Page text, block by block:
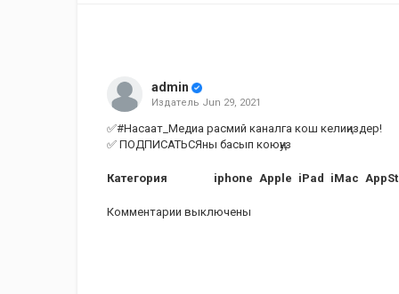
admin
Издатель Jun 29, 2021
✅#Насаат_Медиа расмий каналга кош келиңиздер!
✅ ПОДПИСАТЬСЯны басып коюңуз
Категория iphone Apple iPad iMac
Комментарии выключены